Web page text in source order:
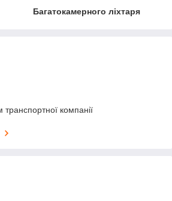
Багатокамерного ліхтаря
транспортної компанії